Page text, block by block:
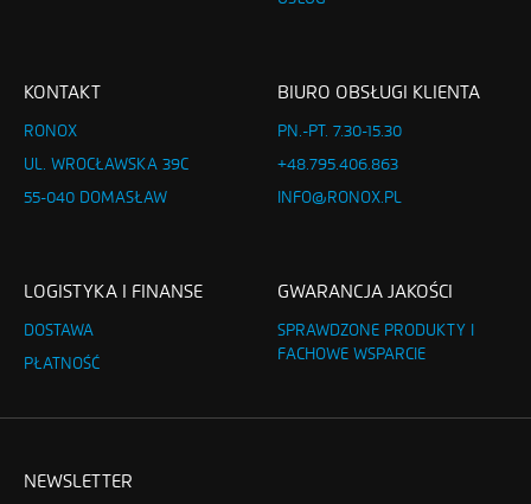
KONTAKT
RONOX
UL. WROCŁAWSKA 39C
55-040 DOMASŁAW
BIURO OBSŁUGI KLIENTA
PN.-PT. 7.30-15.30
+48.795.406.863
INFO@RONOX.PL
LOGISTYKA I FINANSE
DOSTAWA
PŁATNOŚĆ
GWARANCJA JAKOŚCI
SPRAWDZONE PRODUKTY I
FACHOWE WSPARCIE
NEWSLETTER